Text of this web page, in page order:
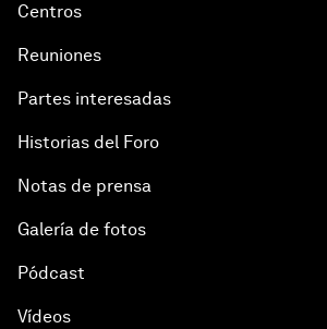
Centros
Reuniones
Partes interesadas
Historias del Foro
Notas de prensa
Galería de fotos
Pódcast
Vídeos